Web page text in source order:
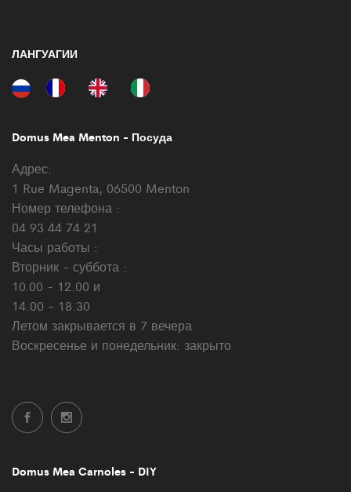
ЛАНГУАГИИ
Domus Mea Menton - Посуда
Адрес:
1 Rue Magenta, 06500 Menton
Номер телефона :
04 93 44 74 21
Часы работы :
Вторник - суббота :
10.00 - 12.00 и
14.00 - 18.30
Летом закрывается в 7 вечера
Воскресенье и понедельник: закрыто
Domus Mea Carnoles - DIY